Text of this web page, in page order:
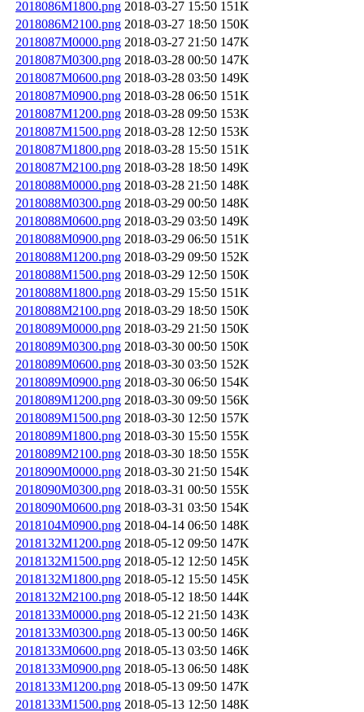
2018086M1800.png 2018-03-27 15:50 151K
2018086M2100.png 2018-03-27 18:50 150K
2018087M0000.png 2018-03-27 21:50 147K
2018087M0300.png 2018-03-28 00:50 147K
2018087M0600.png 2018-03-28 03:50 149K
2018087M0900.png 2018-03-28 06:50 151K
2018087M1200.png 2018-03-28 09:50 153K
2018087M1500.png 2018-03-28 12:50 153K
2018087M1800.png 2018-03-28 15:50 151K
2018087M2100.png 2018-03-28 18:50 149K
2018088M0000.png 2018-03-28 21:50 148K
2018088M0300.png 2018-03-29 00:50 148K
2018088M0600.png 2018-03-29 03:50 149K
2018088M0900.png 2018-03-29 06:50 151K
2018088M1200.png 2018-03-29 09:50 152K
2018088M1500.png 2018-03-29 12:50 150K
2018088M1800.png 2018-03-29 15:50 151K
2018088M2100.png 2018-03-29 18:50 150K
2018089M0000.png 2018-03-29 21:50 150K
2018089M0300.png 2018-03-30 00:50 150K
2018089M0600.png 2018-03-30 03:50 152K
2018089M0900.png 2018-03-30 06:50 154K
2018089M1200.png 2018-03-30 09:50 156K
2018089M1500.png 2018-03-30 12:50 157K
2018089M1800.png 2018-03-30 15:50 155K
2018089M2100.png 2018-03-30 18:50 155K
2018090M0000.png 2018-03-30 21:50 154K
2018090M0300.png 2018-03-31 00:50 155K
2018090M0600.png 2018-03-31 03:50 154K
2018104M0900.png 2018-04-14 06:50 148K
2018132M1200.png 2018-05-12 09:50 147K
2018132M1500.png 2018-05-12 12:50 145K
2018132M1800.png 2018-05-12 15:50 145K
2018132M2100.png 2018-05-12 18:50 144K
2018133M0000.png 2018-05-12 21:50 143K
2018133M0300.png 2018-05-13 00:50 146K
2018133M0600.png 2018-05-13 03:50 146K
2018133M0900.png 2018-05-13 06:50 148K
2018133M1200.png 2018-05-13 09:50 147K
2018133M1500.png 2018-05-13 12:50 148K